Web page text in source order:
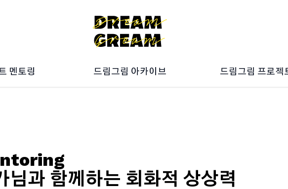
멘토링 드림그림 아카이브 드림그림 프로젝
님과 함께하는 회화적 상상력